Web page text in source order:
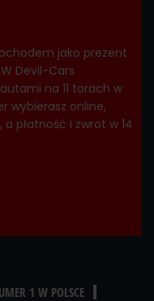
jako prezent
Devil-Cars
na 11 torach w
wybierasz online,
płatność i zwrot w 14
1 W POLSCE